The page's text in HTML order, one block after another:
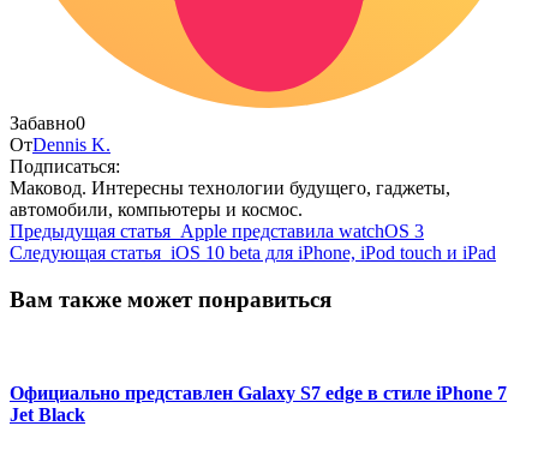
Забавно0
ОтDennis K.
Подписаться:
Маковод. Интересны технологии будущего, гаджеты,
автомобили, компьютеры и космос.
Предыдущая статья Apple представила watchOS 3
Следующая статья iOS 10 beta для iPhone, iPod touch и iPad
Вам также может понравиться
Официально представлен Galaxy S7 edge в стиле iPhone 7
Jet Black